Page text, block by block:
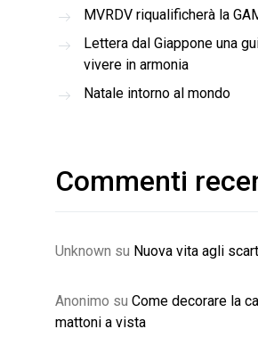
MVRDV riqualificherà la
Lettera dal Giappone una
vivere in armonia
Natale intorno al mondo
Commenti
Unknown su Nuova vita agli
Anonimo su Come decorare la
mattoni a vista